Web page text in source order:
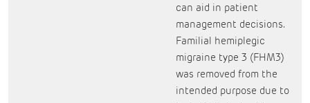
can aid in patient
management decisions.
Familial hemiplegic
migraine type 3 (FHM3)
was removed from the
intended purpose due to